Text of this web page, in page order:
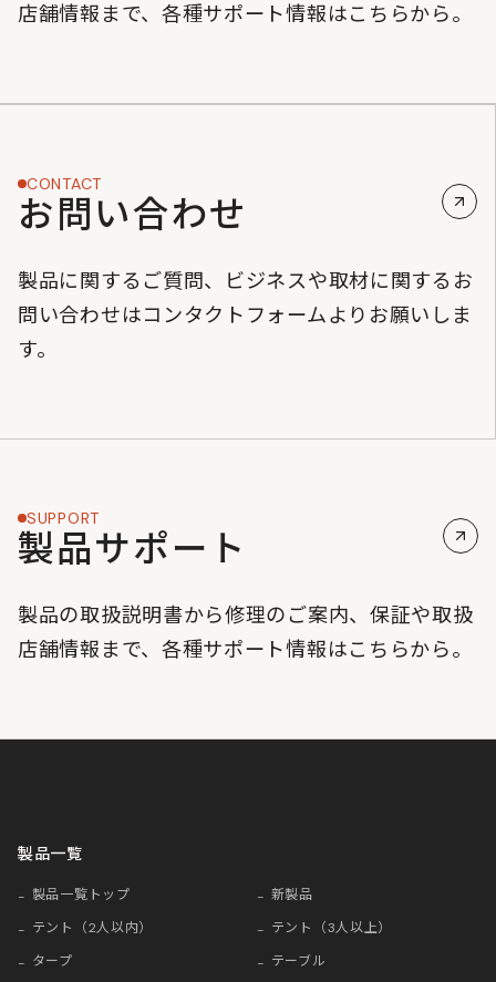
店舗情報まで、各種サポート情報はこちらから。
CONTACT
お問い合わせ
製品に関するご質問、ビジネスや取材に関するお
問い合わせはコンタクトフォームよりお願いしま
す。
SUPPORT
製品サポート
製品の取扱説明書から修理のご案内、保証や取扱
店舗情報まで、各種サポート情報はこちらから。
製品一覧
製品一覧トップ
新製品
テント（2人以内）
テント（3人以上）
タープ
テーブル